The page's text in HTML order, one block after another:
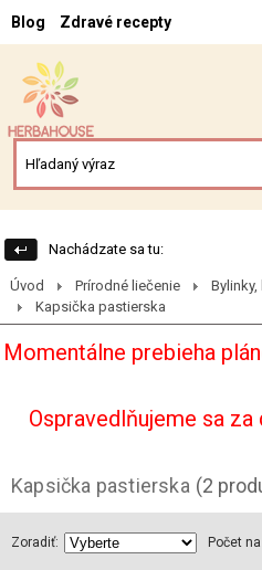
Blog Zdravé recepty
Nachádzate sa tu:
Úvod Prírodné liečenie
Kapsička pastierska
Momentálne prebieha
Ospravedlňujeme sa
Kapsička pastierska (2
Zoradiť: Počet